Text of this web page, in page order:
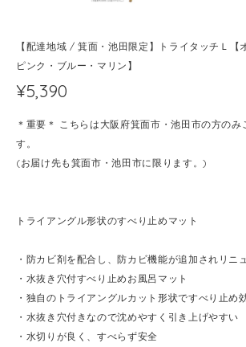
【配達地域 / 箕面・池田限定】トライタッチＬ【
ピンク・ブルー・マリン】
¥5,390
＊重要＊ こちらは大阪府箕面市・池田市の方の
す。
(お届け先も箕面市・池田市に限ります。)
トライアングル形状のすべり止めマット
・防カビ剤を配合し、防カビ機能が追加されリニ
・水抜き穴付すべり止めお風呂マット
・独自のトライアングルカット形状ですべり止め
・水抜き穴付きなので沈めやすく引き上げやすい
・水切りが良く、すべらず安全